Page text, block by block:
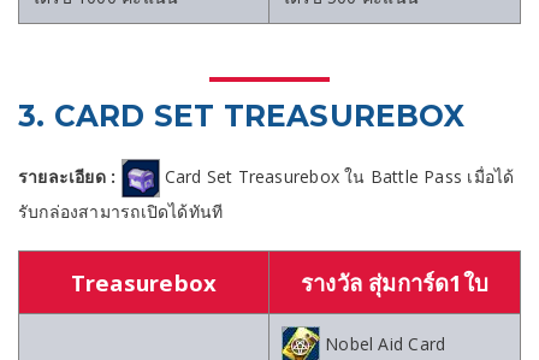
3. CARD SET TREASUREBOX
รายละเอียด :
Card Set Treasurebox ใน Battle Pass เมื่อได้
รับกล่องสามารถเปิดได้ทันที
Treasurebox รางวัล สุ่มการ์ด1ใบ
Nobel Aid Card